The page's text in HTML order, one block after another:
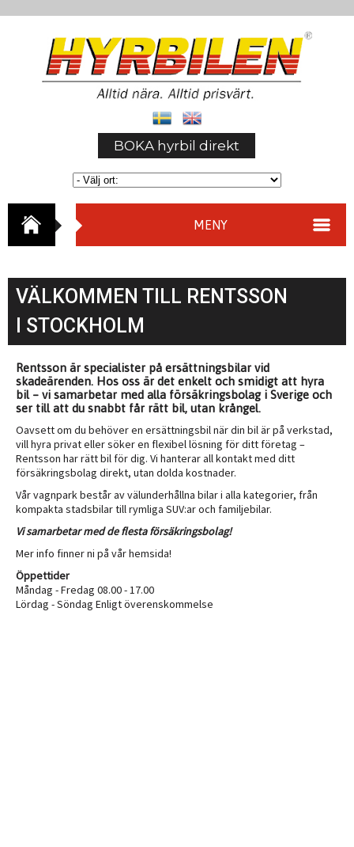
BOKA hyrbil direkt
MENY
VÄLKOMMEN TILL RENTSSON
I STOCKHOLM
Rentsson är specialister på ersättningsbilar vid
skadeärenden. Hos oss är det enkelt och smidigt att hyra
bil – vi samarbetar med alla försäkringsbolag i Sverige och
ser till att du snabbt får rätt bil, utan krångel.
Oavsett om du behöver en ersättningsbil när din bil är på verkstad,
vill hyra privat eller söker en flexibel lösning för ditt företag –
Rentsson har rätt bil för dig. Vi hanterar all kontakt med ditt
försäkringsbolag direkt, utan dolda kostnader.
Vår vagnpark består av välunderhållna bilar i alla kategorier, från
kompakta stadsbilar till rymliga SUV:ar och familjebilar.
Vi samarbetar med de flesta försäkringsbolag!
Mer info finner ni på vår hemsida!
Öppettider
Måndag - Fredag 08.00 - 17.00
Lördag - Söndag Enligt överenskommelse